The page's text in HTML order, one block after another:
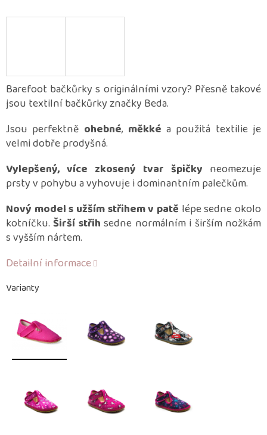
Varianty
Barefoot bačkůrky s originálními vzory? Přesně takové
jsou textilní bačkůrky značky Beda.
Jsou perfektně ohebné, měkké a použitá textilie je
velmi dobře prodyšná.
Vylepšený, více zkosený tvar špičky neomezuje
prsty v pohybu a vyhovuje i dominantním palečkům.
Nový model s užším střihem v patě lépe sedne okolo
kotníčku. Širší střih sedne normálním i širším nožkám
s vyšším nártem.
Detailní informace